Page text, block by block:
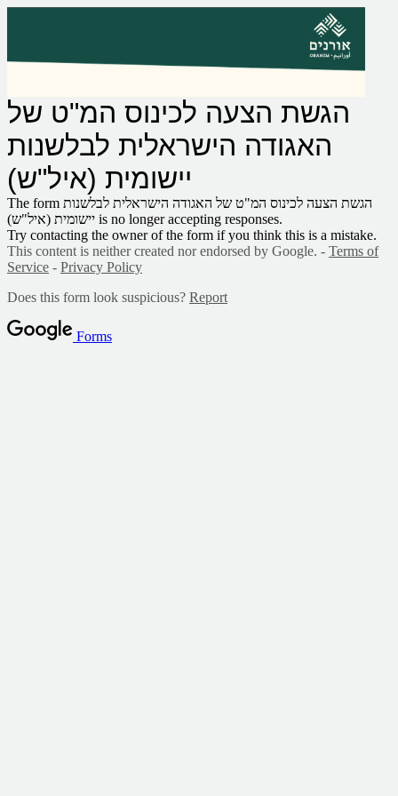
הגשת הצעה לכינוס המ"ט של
האגודה הישראלית לבלשנות
יישומית (איל"ש)
The form הגשת הצעה לכינוס המ"ט של האגודה הישראלית לבלשנות
יישומית (איל"ש) is no longer accepting responses.
Try contacting the owner of the form if you think this is a mistake.
This content is neither created nor endorsed by Google. - Terms of
Service - Privacy Policy
Does this form look suspicious? Report
Forms